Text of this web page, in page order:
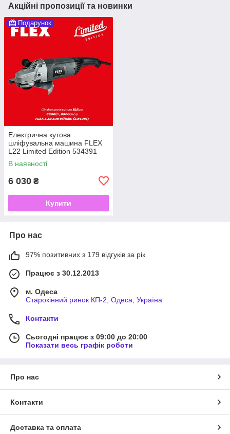
Акційні пропозиції та новинки
Подарунок
Електрична кутова
шліфувальна машина FLEX
L22 Limited Edition 534391
2200 Вт
В наявності
6 030 ₴
Купити
Про нас
97% позитивних з 179 відгуків за рік
Працює з 30.12.2013
м. Одеса
Старокінний ринок КП-2, Одеса, Україна
Контакти
Сьогодні працює з 09:00 до 20:00
Показати весь графік роботи
Про нас
Контакти
Доставка та оплата